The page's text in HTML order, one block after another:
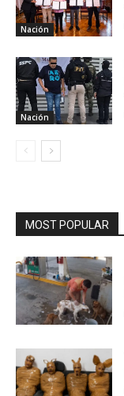
Nación
Nación
MOST POPULAR